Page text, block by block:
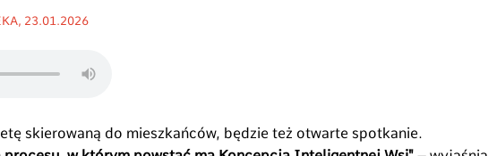
23.01.2026
skierowaną do mieszkańców, będzie też otwarte spotkanie.